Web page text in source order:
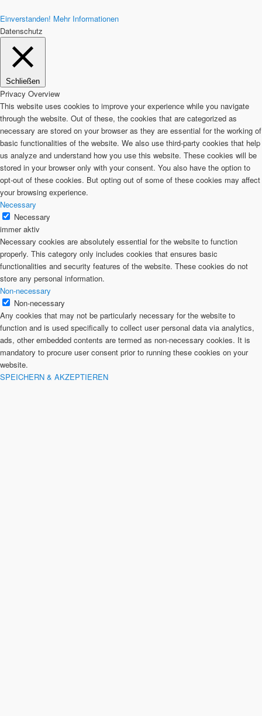
Einverstanden! Mehr Informationen
Datenschutz
Schließen
Privacy Overview
This website uses cookies to improve your experience while you navigate
through the website. Out of these, the cookies that are categorized as
necessary are stored on your browser as they are essential for the working of
basic functionalities of the website. We also use third-party cookies that help
us analyze and understand how you use this website. These cookies will be
stored in your browser only with your consent. You also have the option to
opt-out of these cookies. But opting out of some of these cookies may affect
your browsing experience.
Necessary
Necessary
immer aktiv
Necessary cookies are absolutely essential for the website to function
properly. This category only includes cookies that ensures basic
functionalities and security features of the website. These cookies do not
store any personal information.
Non-necessary
Non-necessary
Any cookies that may not be particularly necessary for the website to
function and is used specifically to collect user personal data via analytics,
ads, other embedded contents are termed as non-necessary cookies. It is
mandatory to procure user consent prior to running these cookies on your
website.
SPEICHERN & AKZEPTIEREN